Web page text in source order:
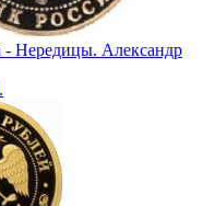
- Нередицы. Александр